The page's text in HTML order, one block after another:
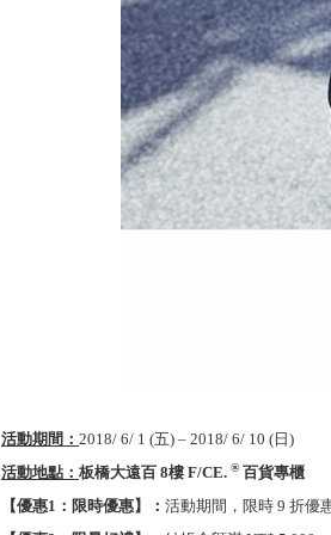
活動期間： 2018/ 6/ 1 (五) – 2018/ 6/ 10 (日)
活動地點： 板橋大遠百 8樓F/CE. ®百貨專櫃
【優惠1 ：限時優惠】： 活動期間，限時 9 折優